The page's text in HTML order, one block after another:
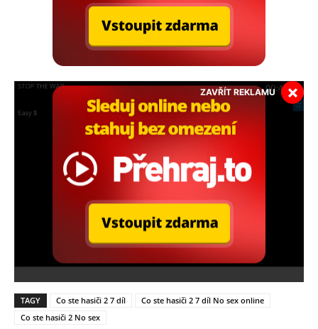
ZAVŘÍT REKLAMU ×
TAGY Co ste hasiči 2 7 díl
Co ste hasiči 2 7 díl No sex online
Co ste hasiči 2 No sex